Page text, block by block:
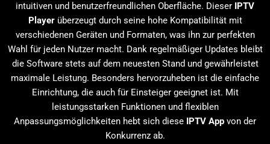
intuitiven und benutzerfreundlichen Oberfläche. Dieser IPTV
Playerüberzeugt durch seine hohe Kompatibilität mit
verschiedenen Geräten und Formaten, was ihn zur perfekten
Wahl für jeden Nutzer macht. Dank regelmäßiger Updates bleibt
die Software stets auf dem neuesten Stand und gewährleistet
maximale Leistung. Besonders hervorzuheben ist die einfache
Einrichtung, die auch für Einsteiger geeignet ist. Mit
leistungsstarken Funktionen und flexiblen
Anpassungsmöglichkeiten hebt sich diese IPTV App von der
Konkurrenz ab.